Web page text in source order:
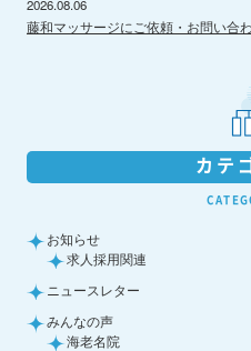
2026.08.06
藤和マッサージにご依頼・お問い合
カテ
お知らせ
求人採用関連
ニュースレター
みんなの声
海老名院